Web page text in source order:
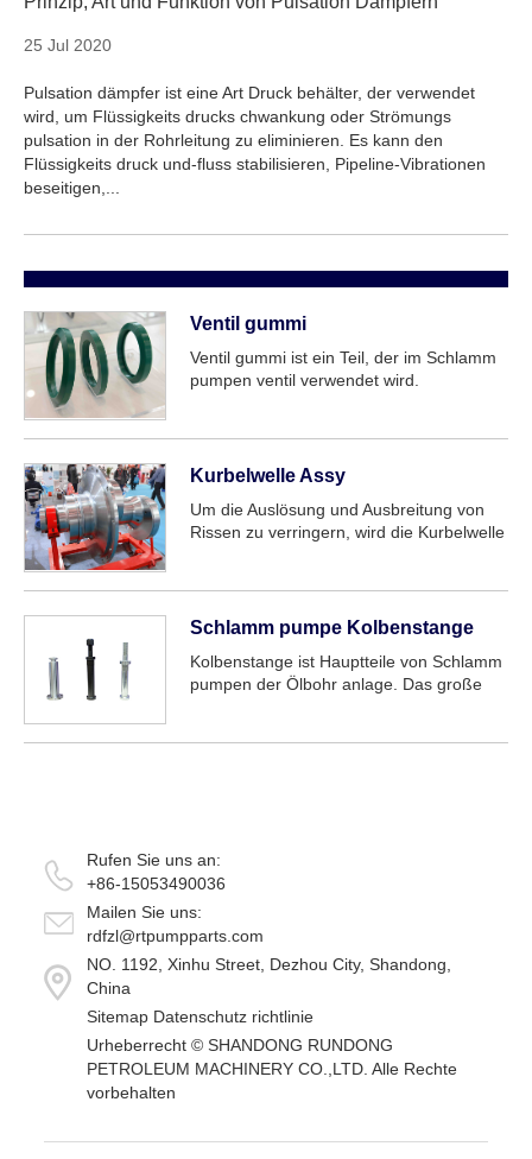
25 Jul 2020
Pulsation dämpfer ist eine Art Druck behälter, der verwendet
wird, um Flüssigkeits drucks chwankung oder Strömungs
pulsation in der Rohrleitung zu eliminieren. Es kann den
Flüssigkeits druck und-fluss stabilisieren, Pipeline-Vibrationen
beseitigen,...
Ventil gummi
Ventil gummi ist ein Teil, der im Schlamm
pumpen ventil verwendet wird.
offener Ventil gummi, drei Web ventil
Kurbelwelle Assy
Um die Auslösung und Ausbreitung von
Rissen zu verringern, wird die Kurbelwelle
hohen Chrom gehalt, um Korrosion zu
Schlamm pumpe Kolbenstange
Kolbenstange ist Hauptteile von Schlamm
pumpen der Ölbohr anlage. Das große
Rufen Sie uns an:
+86-15053490036
Mailen Sie uns:
rdfzl@rtpumpparts.com
NO. 1192, Xinhu Street, Dezhou City, Shandong,
China
Sitemap Datenschutz richtlinie
Urheberrecht © SHANDONG RUNDONG
PETROLEUM MACHINERY CO.,LTD. Alle Rechte
vorbehalten